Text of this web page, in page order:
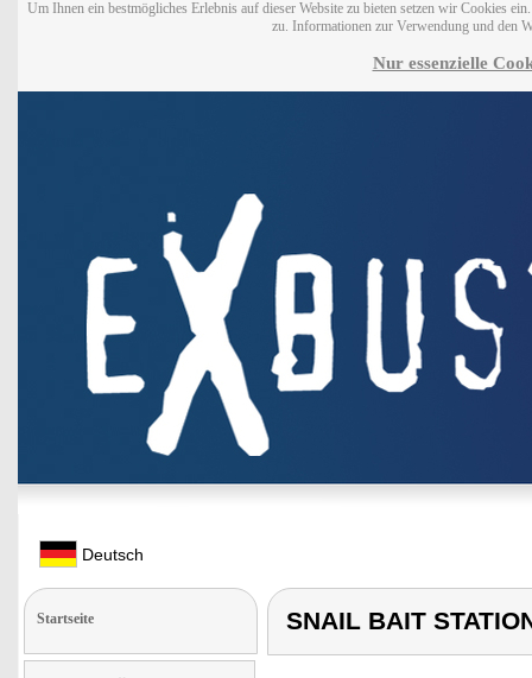
Um Ihnen ein bestmögliches Erlebnis auf dieser Website zu bieten setzen wir Cookies
zu. Informationen zur Verwendung und den
Nur essenzielle
Deutsch
Startseite SNAIL BAIT